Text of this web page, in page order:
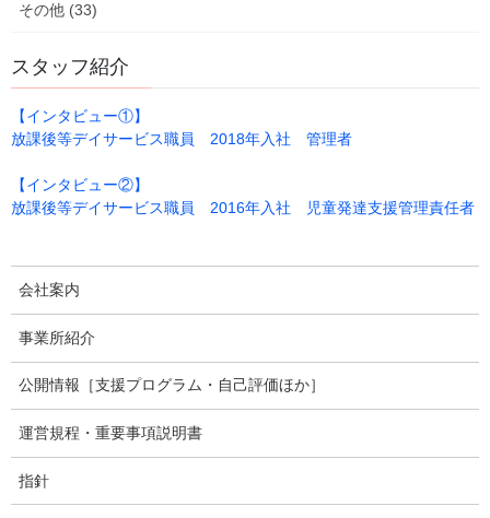
事業所のご案内
その他 (33)
スタッフ紹介
【インタビュー①】
放課後等デイサービス職員 2018年入社 管理者
【インタビュー②】
放課後等デイサービス職員 2016年入社 児童発達支援管理責任者
会社案内
事業所紹介
公開情報［支援プログラム・自己評価ほか］
運営規程・重要事項説明書
指針